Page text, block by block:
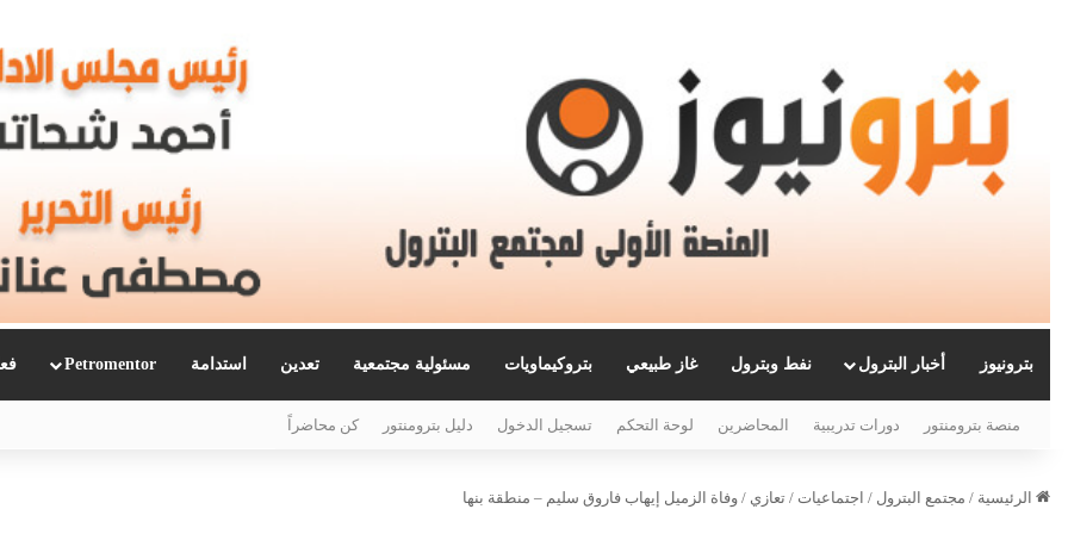
بترونيوز أخبار البترول نفط وبترول غاز طبيعي بتروكيماويات مسئولية مجتمعية تعدين استدامة Petromentor
منصة بترومنتور دورات تدريبية المحاضرين لوحة التحكم تسجيل الدخول دليل بترومنتور كن محاضراً
الرئيسية / مجتمع البترول / اجتماعيات / تعازي / وفاة الزميل إيهاب فاروق سليم – منطقة بنها